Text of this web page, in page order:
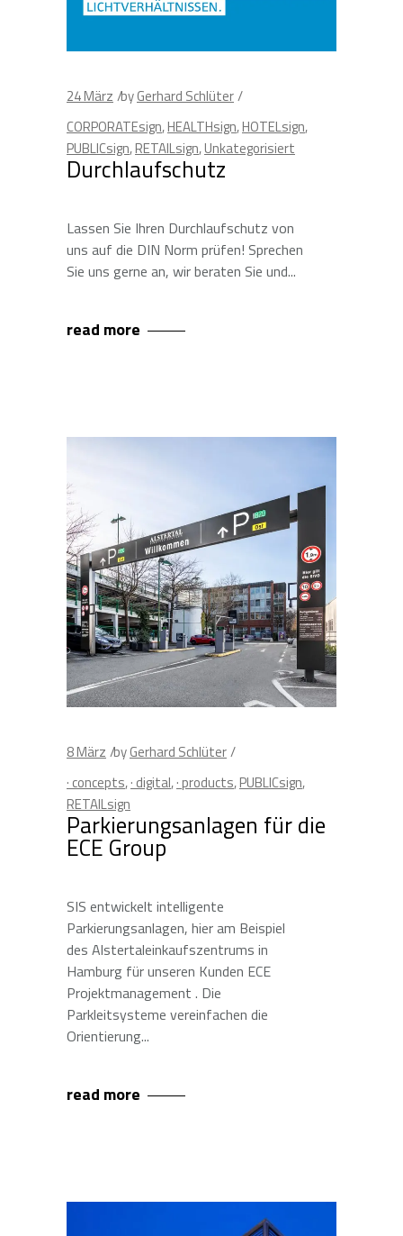
24März byGerhard Schlüter
CORPORATEsign,HEALTHsign,HOTELsign,
PUBLICsign,RETAILsign,Unkategorisiert
Durchlaufschutz
Lassen Sie Ihren Durchlaufschutz von
uns auf die DIN Norm prüfen! Sprechen
Sie uns gerne an, wir beraten Sie und
read more
8März byGerhard Schlüter
· concepts,· digital,· products,PUBLICsign,
RETAILsign
Parkierungsanlagen für die
ECE Group
SIS entwickelt intelligente
Parkierungsanlagen, hier am Beispiel
des Alstertaleinkaufszentrums in
Hamburg für unseren Kunden ECE
Projektmanagement . Die
Parkleitsysteme vereinfachen die
Orientierung
read more